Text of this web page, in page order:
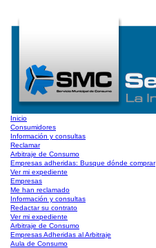
Inicio
Consumidores
Información y consultas
Reclamar
Arbitraje de Consumo
Empresas adheridas: Busque dónde comprar
Ver mi expediente
Empresas
Me han reclamado
Información y consultas
Redactar su contrato
Ver mi expediente
Arbitraje de Consumo
Empresas Adheridas al Arbitraje
Aula de Consumo